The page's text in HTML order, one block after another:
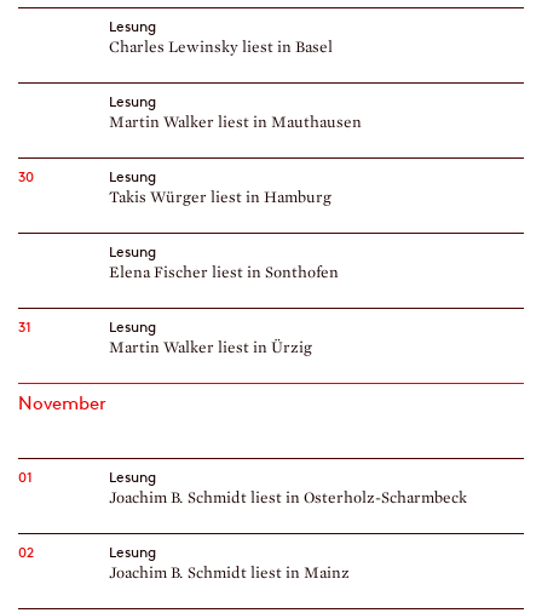
Lesung
Charles Lewinsky liest in Basel
Lesung
Martin Walker liest in Mauthausen
30
Lesung
Takis Würger liest in Hamburg
Lesung
Elena Fischer liest in Sonthofen
31
Lesung
Martin Walker liest in Ürzig
November
01
Lesung
Joachim B. Schmidt liest in Osterholz-Scharmbeck
02
Lesung
Joachim B. Schmidt liest in Mainz